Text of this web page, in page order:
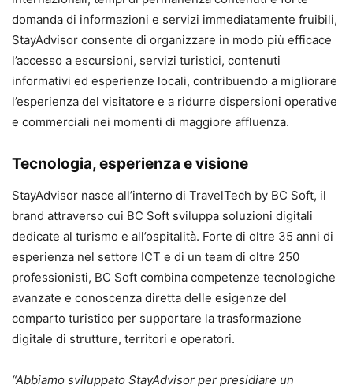
domanda di informazioni e servizi immediatamente fruibili,
StayAdvisor consente di organizzare in modo più efficace
l’accesso a escursioni, servizi turistici, contenuti
informativi ed esperienze locali, contribuendo a migliorare
l’esperienza del visitatore e a ridurre dispersioni operative
e commerciali nei momenti di maggiore affluenza.
Tecnologia, esperienza e visione
StayAdvisor nasce all’interno di TravelTech by BC Soft, il
brand attraverso cui BC Soft sviluppa soluzioni digitali
dedicate al turismo e all’ospitalità. Forte di oltre 35 anni di
esperienza nel settore ICT e di un team di oltre 250
professionisti, BC Soft combina competenze tecnologiche
avanzate e conoscenza diretta delle esigenze del
comparto turistico per supportare la trasformazione
digitale di strutture, territori e operatori.
“Abbiamo sviluppato StayAdvisor per presidiare un